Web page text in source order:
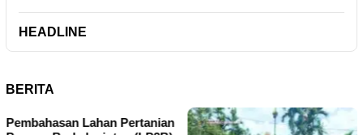
HEADLINE
BERITA